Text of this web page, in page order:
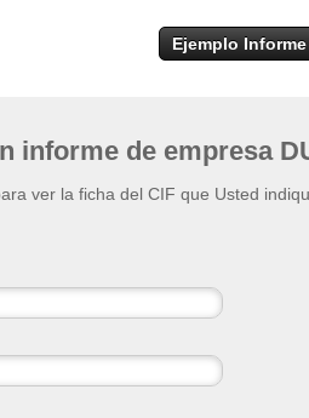
Ejemplo Informe
informe de empresa
ver la ficha del CIF que Usted